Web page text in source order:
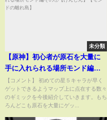
未分類
【原神】初心者が原石を大量に
手に入れられる場所モンド編そ
の①【げんしん】【モンドの離
れ島】
【コメント】 初めての星５キャラが早く
ゲットできるようマップ上に点在する数々
のギミックを今後紹介していきます。もち
ろんどこも原石を大量にゲッ...